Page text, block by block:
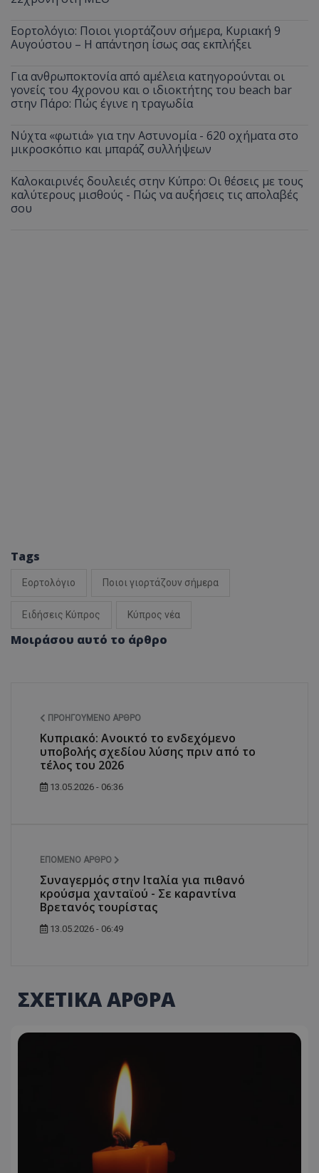
Εορτολόγιο: Ποιοι γιορτάζουν σήμερα, Κυριακή 9
Αυγούστου – Η απάντηση ίσως σας εκπλήξει
Για ανθρωποκτονία από αμέλεια κατηγορούνται οι
γονείς του 4χρονου και ο ιδιοκτήτης του beach bar
στην Πάρο: Πώς έγινε η τραγωδία
Νύχτα «φωτιά» για την Αστυνομία - 620 οχήματα στο
μικροσκόπιο και μπαράζ συλλήψεων
Καλοκαιρινές δουλειές στην Κύπρο: Οι θέσεις με τους
καλύτερους μισθούς - Πώς να αυξήσεις τις απολαβές
σου
Tags
Εορτολόγιο Ποιοι γιορτάζουν σήμερα
Ειδήσεις Κύπρος Κύπρος νέα
Μοιράσου αυτό το άρθρο
ΠΡΟΗΓΟΎΜΕΝΟ ΆΡΘΡΟ
Κυπριακό: Ανοικτό το ενδεχόμενο
υποβολής σχεδίου λύσης πριν από το
τέλος του 2026
13.05.2026 - 06:36
ΕΠΌΜΕΝΟ ΆΡΘΡΟ
Συναγερμός στην Ιταλία για πιθανό
κρούσμα χανταϊού - Σε καραντίνα
Βρετανός τουρίστας
13.05.2026 - 06:49
ΣΧΕΤΙΚΑ ΑΡΘΡΑ